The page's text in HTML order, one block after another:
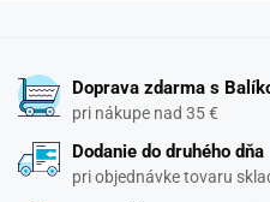
Doprava zdarma s
pri nákupe nad 35 €
Dodanie do druhého dňa
pri objednávke tovaru